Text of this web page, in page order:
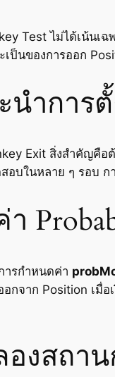
Test ไม่ได้เน้นเฉ
ะเป็นของการออก
นำการ
Exit สิ่งสำคัญคือ
อบในหลาย ๆ รอบ
า
ารกำหนดค่า
อกจาก Position เมื่
องสถา